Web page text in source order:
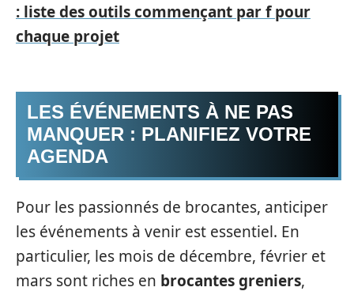
: liste des outils commençant par f pour
chaque projet
LES ÉVÉNEMENTS À NE PAS
MANQUER : PLANIFIEZ VOTRE
AGENDA
Pour les passionnés de brocantes, anticiper
les événements à venir est essentiel. En
particulier, les mois de décembre, février et
mars sont riches en brocantes greniers,